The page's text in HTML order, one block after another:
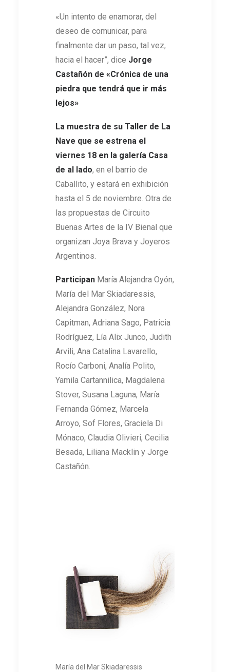
«Un intento de enamorar, del
deseo de comunicar, para
finalmente dar un paso, tal vez,
hacia el hacer”, dice Jorge
Castañón de «Crónica de una
piedra que tendrá que ir más
lejos»
La muestra de su Taller de La
Nave que se estrena el
viernes 18 en la galería Casa
de al lado, en el barrio de
Caballito, y estará en exhibición
hasta el 5 de noviembre. Otra de
las propuestas de Circuito
Buenas Artes de la IV Bienal que
organizan Joya Brava y Joyeros
Argentinos.
Participan María Alejandra Oyón,
María del Mar Skiadaressis,
Alejandra González, Nora
Capitman, Adriana Sago, Patricia
Rodríguez, Lía Alix Junco, Judith
Arvili, Ana Catalina Lavarello,
Rocío Carboni, Analía Polito,
Yamila Cartannilica, Magdalena
Stover, Susana Laguna, María
Fernanda Gómez, Marcela
Arroyo, Sof Flores, Graciela Di
Mónaco, Claudia Olivieri, Cecilia
Besada, Liliana Macklin y Jorge
Castañón.
María del Mar Skiadaressis